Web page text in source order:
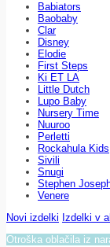
Babiators
Baobaby
Clar
Disney
Elodie
First Steps
Ki ET LA
Little Dutch
Lupo Baby
Nursery Time
Nuuroo
Perletti
Rockahula Kids
Sivili
Snugi
Stephen
Venere
Novi izdelki Izdelki v
Otroška oblačila iz